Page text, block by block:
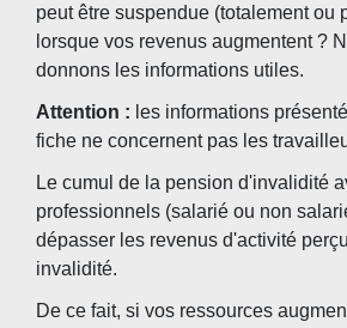
peut être suspendue (totalement ou
lorsque vos revenus augmentent ?
donnons les informations utiles.
Attention : les informations
fiche ne concernent pas les
Le cumul de la pension d'invalidité
professionnels (salarié ou non
dépasser les revenus d'activité
invalidité.
De ce fait, si vos ressources